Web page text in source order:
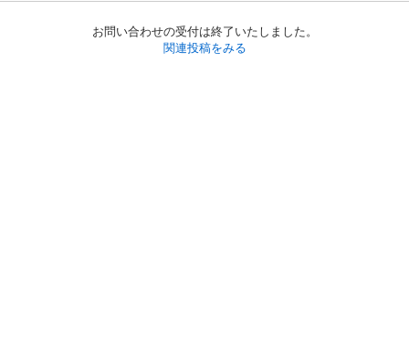
お問い合わせの受付は終了いたしました。
関連投稿をみる